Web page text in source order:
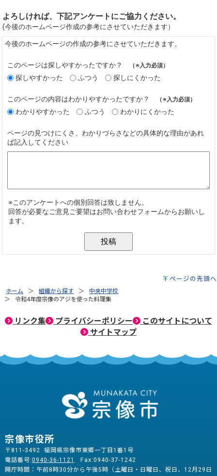
ページの先頭へ
ホーム 組織から探す
中央中学校
令和4年度宗像のアジを使った料理集
リンク集 プライバシーポリシー
このサイトについて
サイトマップ
宗像市役所
〒811-3492 福岡県宗像市東郷一丁目1番1号
電話番号:0940-36-1121
Fax:0940-37-1242
開庁時間：午前8時30分から午後5時（土曜日・日曜日、祝日、12月29日